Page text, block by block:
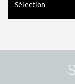
Sélection